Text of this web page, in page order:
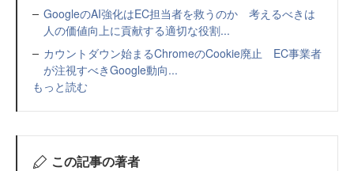
GoogleのAI強化はEC担当者を救うのか 考えるべきは
人の価値向上に貢献する適切な役割...
カウントダウン始まるChromeのCookie廃止 EC事業者
が注視すべきGoogle動向...
もっと読む
この記事の著者